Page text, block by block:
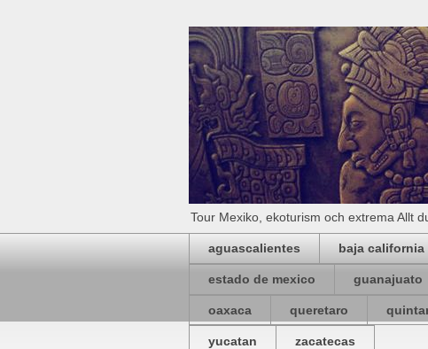
Tour Mexiko, ekoturism och extrema Allt
aguascalientes baja california
estado de mexico guanajuato
oaxaca queretaro
yucatan zacatecas